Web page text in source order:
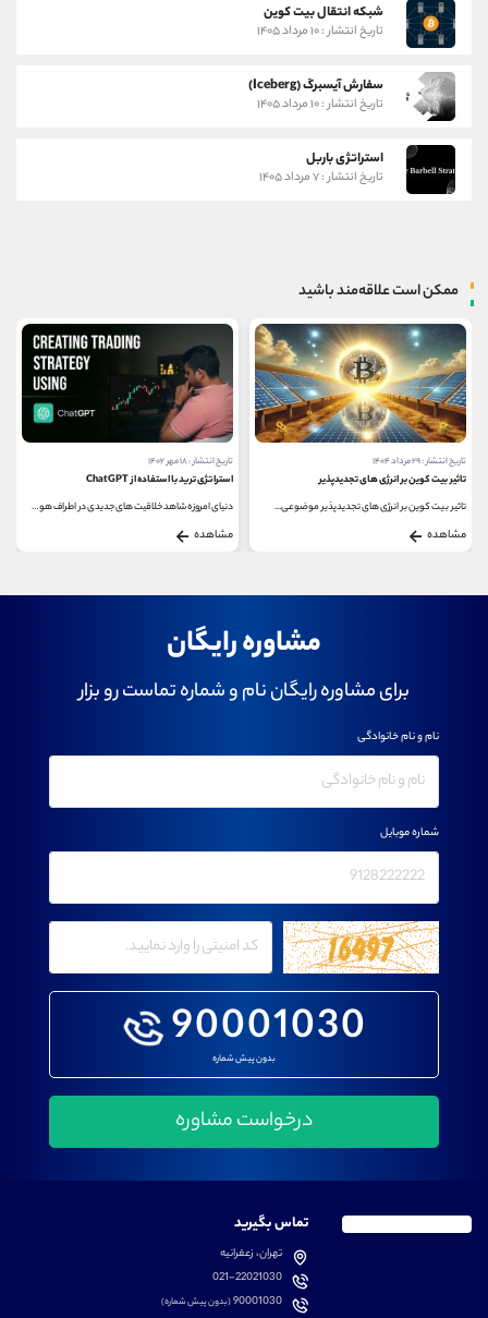
شبکه انتقال بیت کوین
تاریخ انتشار : ۱۰ مرداد ۱۴۰۵
سفارش آیسبرگ (Iceberg)
تاریخ انتشار : ۱۰ مرداد ۱۴۰۵
استراتژی باربل
تاریخ انتشار : ۷ مرداد ۱۴۰۵
ممکن است علاقه‌مند باشید
تاریخ انتشار : ۱۸ مهر ۱۴۰۲
استراتژی ترید با استفاده از ChatGPT
مشاهده
تاریخ انتشار : ۲۰ فروردین ۱۴۰۲
دارایی دیجیتال (Digital Asset) چیست؟
مشاهده
مشاوره رایگان
برای مشاوره رایگان نام و شماره تماست رو بزار
90001030
بدون پیش شماره
نام و نام خانوادگی
شماره موبایل
تماس بگیرید
تهران، زعفرانیه
021-22021030
90001030(بدون پیش شماره)